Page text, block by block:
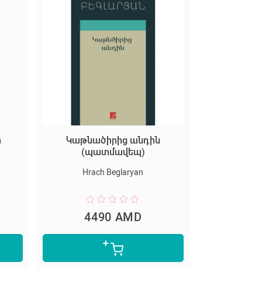
Կաթնածիրից անդին
(պատմավեպ)
Hrach Beglaryan
4490 AMD